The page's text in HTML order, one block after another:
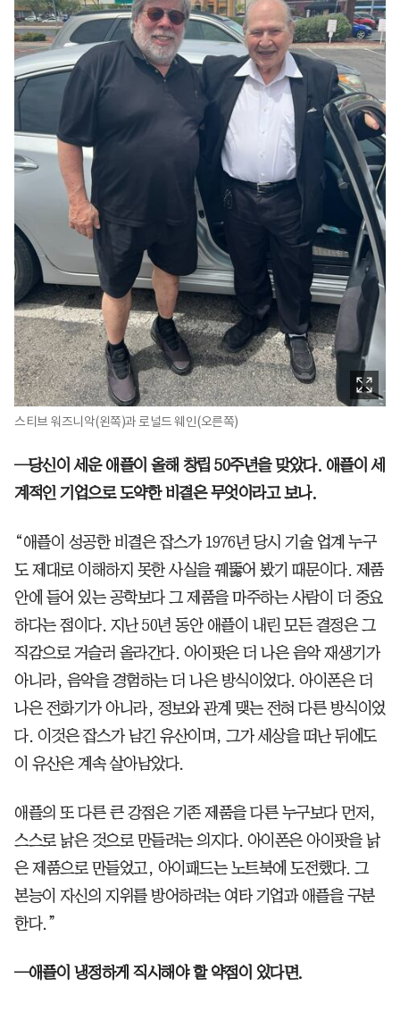
스티브 워즈니악(왼쪽)과 로널드 웨인(오른쪽)
─당신이 세운 애플이 올해 창립 50주년을 맞았다. 애플이 세
계적인 기업으로 도약한 비결은 무엇이라고 보나.
“애플이 성공한 비결은 잡스가 1976년 당시 기술 업계 누구
도 제대로 이해하지 못한 사실을 꿰뚫어 봤기 때문이다. 제품
안에 들어 있는 공학보다 그 제품을 마주하는 사람이 더 중요
하다는 점이다. 지난 50년 동안 애플이 내린 모든 결정은 그
직감으로 거슬러 올라간다. 아이팟은 더 나은 음악 재생기가
아니라, 음악을 경험하는 더 나은 방식이었다. 아이폰은 더
나은 전화기가 아니라, 정보와 관계 맺는 전혀 다른 방식이었
다. 이것은 잡스가 남긴 유산이며, 그가 세상을 떠난 뒤에도
이 유산은 계속 살아남았다.
애플의 또 다른 큰 강점은 기존 제품을 다른 누구보다 먼저,
스스로 낡은 것으로 만들려는 의지다. 아이폰은 아이팟을 낡
은 제품으로 만들었고, 아이패드는 노트북에 도전했다. 그
본능이 자신의 지위를 방어하려는 여타 기업과 애플을 구분
한다.”
─애플이 냉정하게 직시해야 할 약점이 있다면.